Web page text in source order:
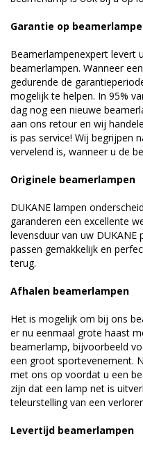
Garantie op
Beamerlampenexpert levert
beamerlampen. Wanneer
gedurende de
mogelijk te helpen. In 95%
dag nog een nieuwe
aan ons retour en wij
is pas service! Wij begrijpen
vervelend is, wanneer u de
Originele beamerlampen
DUKANE lampen
garanderen een excellente
levensduur van uw
passen gemakkelijk en
terug.
Afhalen beamerlampen
Het is mogelijk om bij ons
er nu eenmaal grote haast
beamerlamp, bijvoorbeeld
een groot sportevenement.
met ons op voordat u een
zijn dat een lamp net is
teleurstelling van een
Levertijd beamerlampen